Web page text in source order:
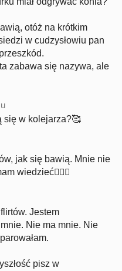
otóż na krótkim
w cudzysłowiu pan
zabawa się nazywa, ale
się w kolejarza?🥰
jak się bawią. Mnie nie
wiedzieć💁🏼‍♀️
Jestem
Nie ma mnie. Nie
pisz w